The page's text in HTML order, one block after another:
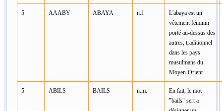
5 AAABY ABAYA n.f.
L'abaya est un
vêtement féminin
porté au-dessus des
autres, traditionnel
dans les pays
musulmans du
Moyen-Orient
5 ABILS BAILS n.m.
En fait, le mot
"bails" sert a